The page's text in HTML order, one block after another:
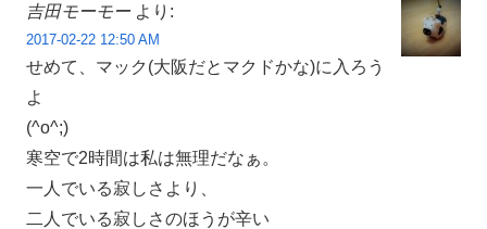
吉田モーモー より:
2017-02-22 12:50 AM
せめて、マック(大阪だとマクドかな)に入ろう
よ
(^o^;)
寒空で2時間は私は無理だなぁ。
一人でいる寂しさより、
二人でいる寂しさのほうが辛い